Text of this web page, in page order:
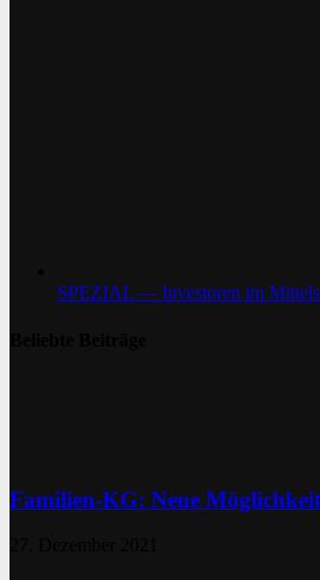
SPEZIAL — Investoren im
Familien-KG: Neue